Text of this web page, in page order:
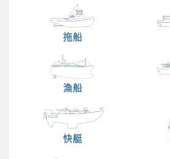
拖船
漁船
快艇